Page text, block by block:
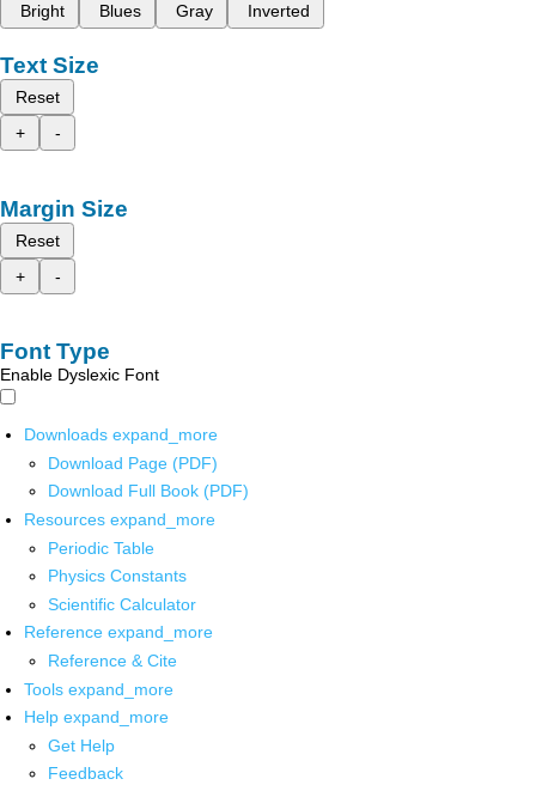
Bright
Blues Gray Inverted
Text Size
Reset
+
-
Margin Size
Reset
+
-
Font Type
Enable Dyslexic Font
Downloads expand_more
Download Page (PDF)
Download Full Book (PDF)
Resources expand_more
Periodic Table
Physics Constants
Scientific Calculator
Reference expand_more
Reference & Cite
Tools expand_more
Help expand_more
Get Help
Feedback